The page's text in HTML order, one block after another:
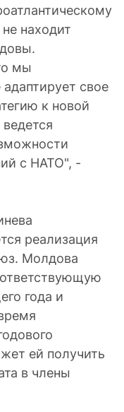
находит
мы
свое
к новой
с НАТО", -
реализация
Молдова
года и
ей получить
в члены